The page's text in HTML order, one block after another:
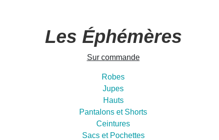
Les Éphémères
Sur commande
Robes
Jupes
Hauts
Pantalons et Shorts
Ceintures
Sacs et Pochettes